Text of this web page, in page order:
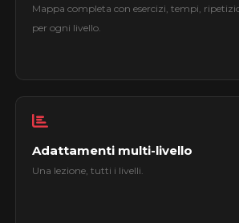
Mappa completa con esercizi, tempi,
per ogni livello.
Adattamenti multi-livello
Una lezione, tutti i livelli.